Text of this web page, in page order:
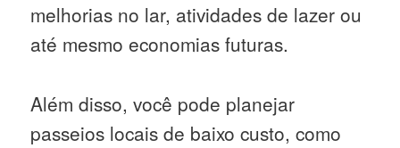
melhorias no lar, atividades de lazer ou
até mesmo economias futuras.
Além disso, você pode planejar
passeios locais de baixo custo, como